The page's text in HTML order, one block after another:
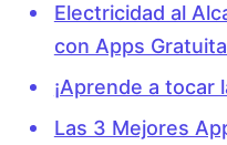
Electricidad al
con Apps
¡Aprende a tocar
Las 3 Mejores